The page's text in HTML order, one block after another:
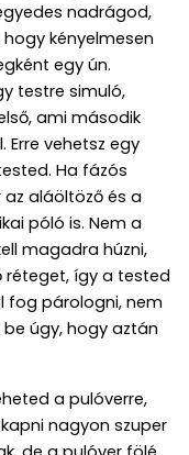
nadrágod,
kényelmesen
egy ún.
testre simuló,
ami második
vehetsz egy
Ha fázós
aláöltöző és a
póló is. Nem a
magadra húzni,
réteget, így a tested
fog párologni, nem
úgy, hogy aztán
a pulóverre,
nagyon szuper